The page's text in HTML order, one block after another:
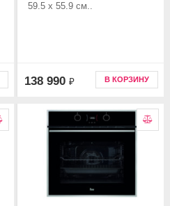
59.5 x 55.9 см..
138 990 ₽ В КОРЗИНУ